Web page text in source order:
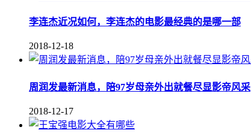
李连杰近况如何，李连杰的电影最经典的是哪一部
2018-12-18
周润发最新消息，陪97岁母亲外出就餐尽显影帝风采
2018-12-17